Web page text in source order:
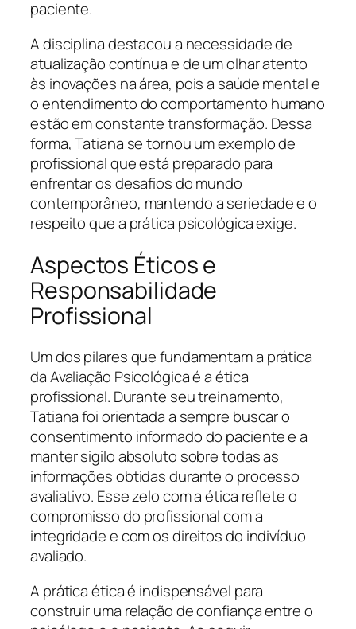
paciente.
A disciplina destacou a necessidade de
atualização contínua e de um olhar atento
às inovações na área, pois a saúde mental e
o entendimento do comportamento humano
estão em constante transformação. Dessa
forma, Tatiana se tornou um exemplo de
profissional que está preparado para
enfrentar os desafios do mundo
contemporâneo, mantendo a seriedade e o
respeito que a prática psicológica exige.
Aspectos Éticos e
Responsabilidade
Profissional
Um dos pilares que fundamentam a prática
da Avaliação Psicológica é a ética
profissional. Durante seu treinamento,
Tatiana foi orientada a sempre buscar o
consentimento informado do paciente e a
manter sigilo absoluto sobre todas as
informações obtidas durante o processo
avaliativo. Esse zelo com a ética reflete o
compromisso do profissional com a
integridade e com os direitos do indivíduo
avaliado.
A prática ética é indispensável para
construir uma relação de confiança entre o